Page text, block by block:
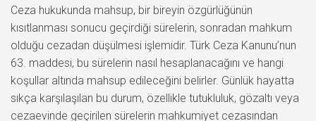
Ceza hukukunda mahsup, bir bireyin özgürlüğünün
kısıtlanması sonucu geçirdiği sürelerin, sonradan mahkum
olduğu cezadan düşülmesi işlemidir. Türk Ceza Kanunu’nun
63. maddesi, bu sürelerin nasıl hesaplanacağını ve hangi
koşullar altında mahsup edileceğini belirler. Günlük hayatta
sıkça karşılaşılan bu durum, özellikle tutukluluk, gözaltı veya
cezaevinde geçirilen sürelerin mahkumiyet cezasından